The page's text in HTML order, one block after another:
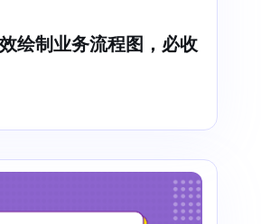
绘制业务流程图，必收